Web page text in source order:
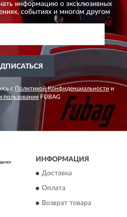
информацию о эксклюзивных
событиях и многом другом
с Политикой Конфиденциальности и
пользования FUBAG
ИНФОРМАЦИЯ
Доставка
Оплата
Возврат товара